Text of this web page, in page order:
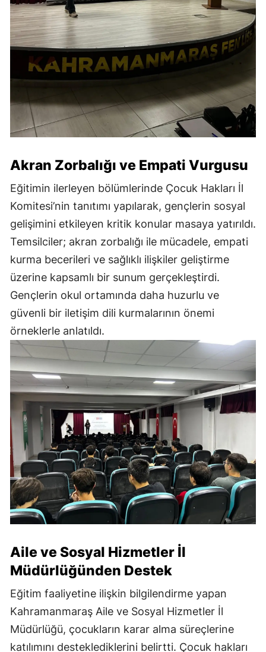
Akran Zorbalığı ve Empati Vurgusu
Eğitimin ilerleyen bölümlerinde Çocuk Hakları İl
Komitesi’nin tanıtımı yapılarak, gençlerin sosyal
gelişimini etkileyen kritik konular masaya yatırıldı.
Temsilciler; akran zorbalığı ile mücadele, empati
kurma becerileri ve sağlıklı ilişkiler geliştirme
üzerine kapsamlı bir sunum gerçekleştirdi.
Gençlerin okul ortamında daha huzurlu ve
güvenli bir iletişim dili kurmalarının önemi
örneklerle anlatıldı.
Aile ve Sosyal Hizmetler İl
Müdürlüğünden Destek
Eğitim faaliyetine ilişkin bilgilendirme yapan
Kahramanmaraş Aile ve Sosyal Hizmetler İl
Müdürlüğü, çocukların karar alma süreçlerine
katılımını desteklediklerini belirtti. Çocuk hakları